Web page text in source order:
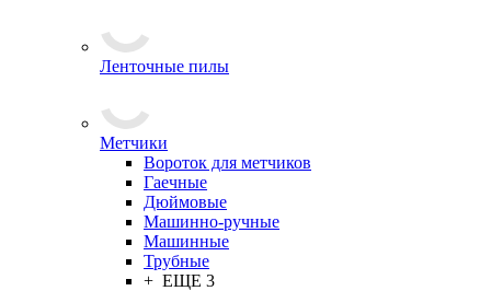
Ленточные пилы
Метчики
Вороток для метчиков
Гаечные
Дюймовые
Машинно-ручные
Машинные
Трубные
+ ЕЩЕ 3